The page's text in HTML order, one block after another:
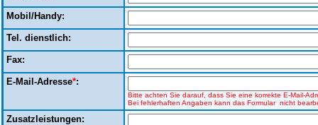
Mobil/Handy:
Tel. dienstlich:
Fax:
E-Mail-Adresse*:
Bitte achten Sie darauf, dass Sie eine korrekte E-Mail-
Bei fehlerhaften Angaben kann das Formular nicht
Zusatzleistungen: